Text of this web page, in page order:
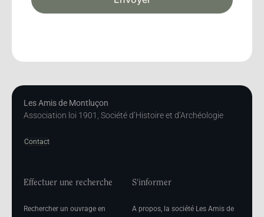
Les Amis de Montluçon
Association loi 1901, Société d’Histoire et d’Archéologie
Contact
Effectuer une recherche
Rechercher un ouvrage en
S'informer
A propos, la société Les Amis de